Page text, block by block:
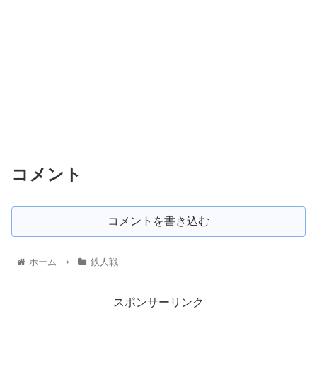
コメント
コメントを書き込む
ホーム 鉄人戦
スポンサーリンク